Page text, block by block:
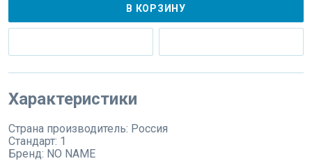
В КОРЗИНУ
Характеристики
Страна производитель: Россия
Стандарт: 1
Бренд: NO NAME